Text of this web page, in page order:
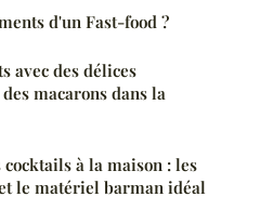
d'un Fast-food ?
avec des délices
macarons dans la
à la maison : les
le matériel barman idéal